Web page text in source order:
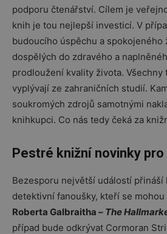
podporu čtenářství. Cílem je
knih je tou nejlepší investicí. V
budoucího úspěchu a spokojeného
dospělých do zdravého a
prodloužení kvality života. Všechny
vyplývají ze zahraničních studií.
soukromých zdrojů samotnými
knihkupci. Co nás tedy čeká za
Pestré knižní novinky pro
Bezesporu největší událostí přináší
detektivní fanoušky, kteří se
Roberta Galbraitha – The
případ bude odkrývat Cormoran